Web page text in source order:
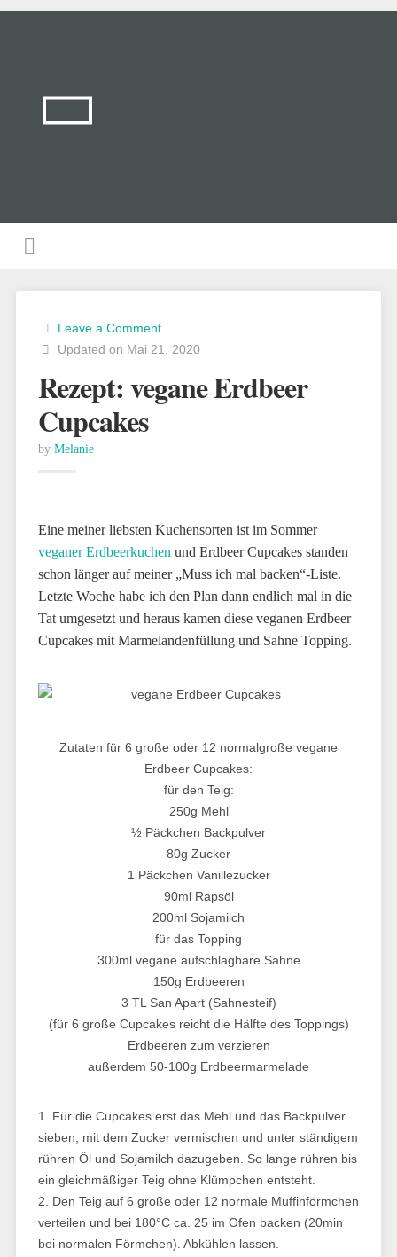
Leave a Comment
Updated on Mai 21, 2020
Rezept: vegane Erdbeer
Cupcakes
by Melanie
Eine meiner liebsten Kuchensorten ist im Sommer
veganer Erdbeerkuchen und Erdbeer Cupcakes standen
schon länger auf meiner „Muss ich mal backen“-Liste.
Letzte Woche habe ich den Plan dann endlich mal in die
Tat umgesetzt und heraus kamen diese veganen Erdbeer
Cupcakes mit Marmelandenfüllung und Sahne Topping.
Zutaten für 6 große oder 12 normalgroße vegane
Erdbeer Cupcakes:
für den Teig:
250g Mehl
½ Päckchen Backpulver
80g Zucker
1 Päckchen Vanillezucker
90ml Rapsöl
200ml Sojamilch
für das Topping
300ml vegane aufschlagbare Sahne
150g Erdbeeren
3 TL San Apart (Sahnesteif)
(für 6 große Cupcakes reicht die Hälfte des Toppings)
Erdbeeren zum verzieren
außerdem 50-100g Erdbeermarmelade
1. Für die Cupcakes erst das Mehl und das Backpulver
sieben, mit dem Zucker vermischen und unter ständigem
rühren Öl und Sojamilch dazugeben. So lange rühren bis
ein gleichmäßiger Teig ohne Klümpchen entsteht.
2. Den Teig auf 6 große oder 12 normale Muffinförmchen
verteilen und bei 180°C ca. 25 im Ofen backen (20min
bei normalen Förmchen). Abkühlen lassen.